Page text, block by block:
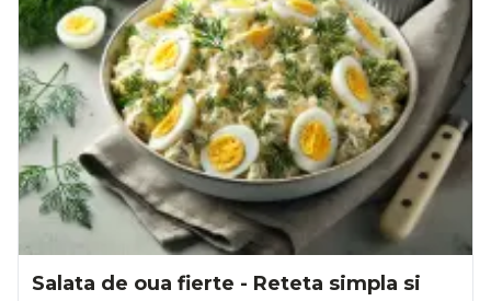
Salata de oua fierte - Reteta simpla si